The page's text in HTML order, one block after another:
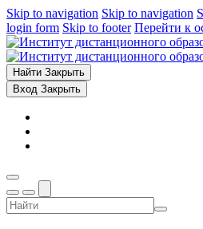
Skip to navigation Skip to navigation
login form Skip to footer Перейти к
Найти Закрыть
Вход Закрыть